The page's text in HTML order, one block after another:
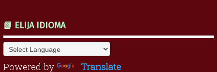
📗 ELIJA IDIOMA
Powered by Translate